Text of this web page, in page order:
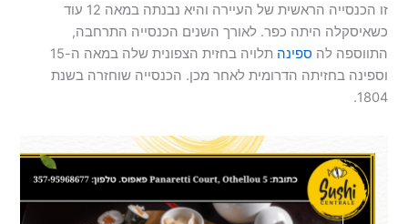
זו הכנסייה הראשית של העיירה והיא נבנתה במאה 12 עוד
כשאיסקלה היתה כפר. לאורך השנים הכנסייה התרחבה,
התווספה לה ספינה
תלויה בחזית הצפונית שלה במאה ה-15
וספינה בחזיתה הדרומית לאחר מכן. הכנסייה שוחזרה בשנת
1804.